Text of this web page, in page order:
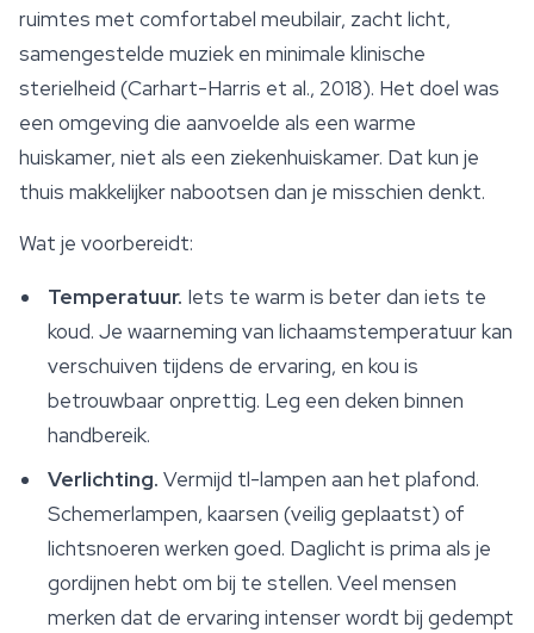
ruimtes met comfortabel meubilair, zacht licht,
samengestelde muziek en minimale klinische
sterielheid (Carhart-Harris et al., 2018). Het doel was
een omgeving die aanvoelde als een warme
huiskamer, niet als een ziekenhuiskamer. Dat kun je
thuis makkelijker nabootsen dan je misschien denkt.
Wat je voorbereidt:
Temperatuur. Iets te warm is beter dan iets te
koud. Je waarneming van lichaamstemperatuur kan
verschuiven tijdens de ervaring, en kou is
betrouwbaar onprettig. Leg een deken binnen
handbereik.
Verlichting. Vermijd tl-lampen aan het plafond.
Schemerlampen, kaarsen (veilig geplaatst) of
lichtsnoeren werken goed. Daglicht is prima als je
gordijnen hebt om bij te stellen. Veel mensen
merken dat de ervaring intenser wordt bij gedempt